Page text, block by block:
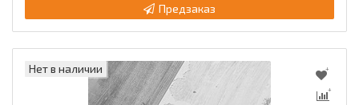
Предзаказ
Нет в наличии